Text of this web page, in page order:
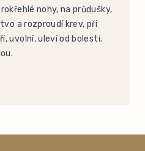
nohy, na průdušky,
a rozproudí krev, při
uvolní, uleví od bolesti.